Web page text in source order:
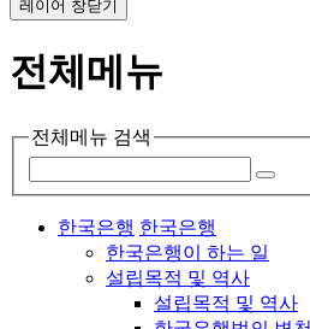
레이어 창닫기
전체메뉴
전체메뉴 검색
한국은행 한국은행
한국은행이 하는 일
설립목적 및 역사
설립목적 및 역사